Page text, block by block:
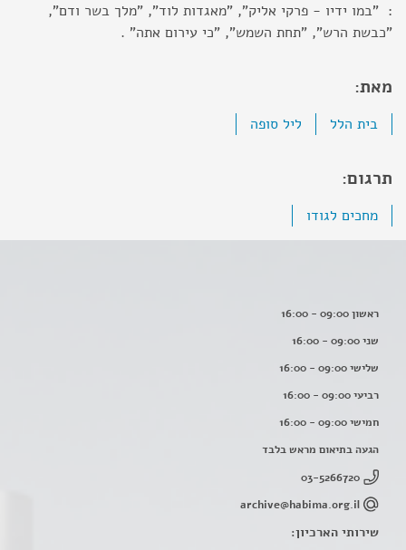
: "במו ידיו - פרקי אליק", "מאגדות לוד", "מלך בשר ודם",
"כבשת הרש", "תחת השמש", "כי עירום אתה" .
מאת:
בית הלל ליל סופה
תרגום:
מחכים לגודו
ראשון 09:00 - 16:00
שני 09:00 - 16:00
שלישי 09:00 - 16:00
רביעי 09:00 - 16:00
חמישי 09:00 - 16:00
הגעה בתיאום מראש בלבד
03-5266720
archive@habima.org.il
שירותי הארכיון: